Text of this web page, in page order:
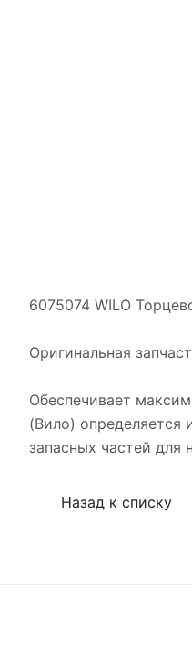
6075074 WILO
Оригинальная
Обеспечивает
(Вило) определяется
запасных частей для
Назад к списку